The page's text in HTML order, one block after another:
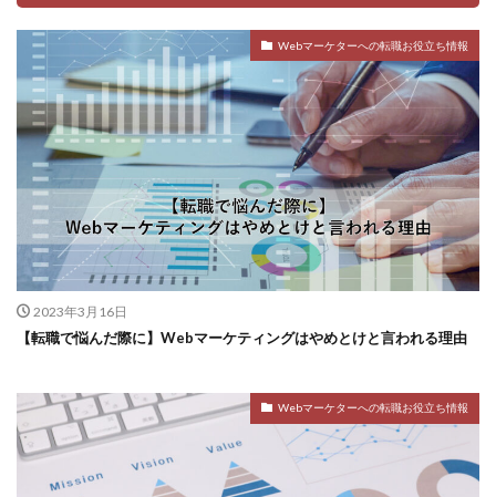
Webマーケターへの転職お役立ち情報
2023年3月16日
【転職で悩んだ際に】Webマーケティングはやめとけと言われる理由
Webマーケターへの転職お役立ち情報